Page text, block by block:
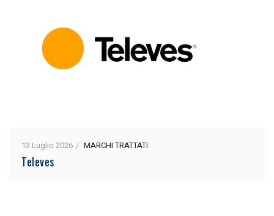
13 Luglio 2026 MARCHI TRATTATI
Televes